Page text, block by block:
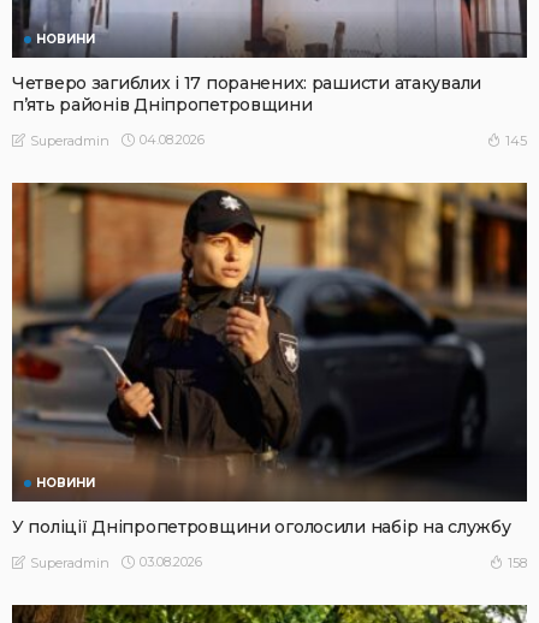
НОВИНИ
Четверо загиблих і 17 поранених: рашисти атакували
п’ять районів Дніпропетровщини
Superadmin 04.08.2026 145
НОВИНИ
У поліції Дніпропетровщини оголосили набір на службу
Superadmin 03.08.2026 158